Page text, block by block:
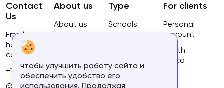
About us
About us
Terms of
use
Type
Schools
For clients
Personal
account
South
Africa
Contact
Us
Email:
hello@ca-
courses.com
+16134168460
чтобы улучшить работу сайта и
обеспечить удобство его
использования. Продолжая